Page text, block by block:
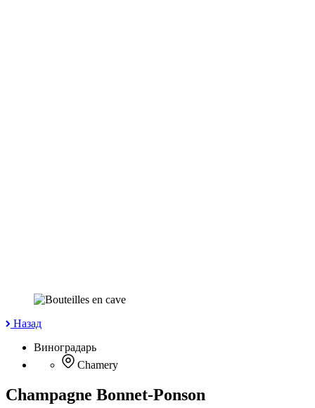
Назад
Виноградарь
Chamery
Champagne Bonnet-Ponson